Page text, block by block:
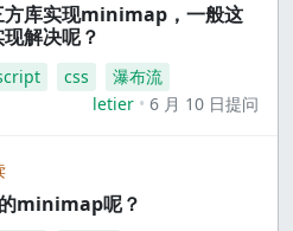
方库实现minimap，一般这
解决呢？
css
瀑布流
letier
6 月 10 日提问
minimap呢？